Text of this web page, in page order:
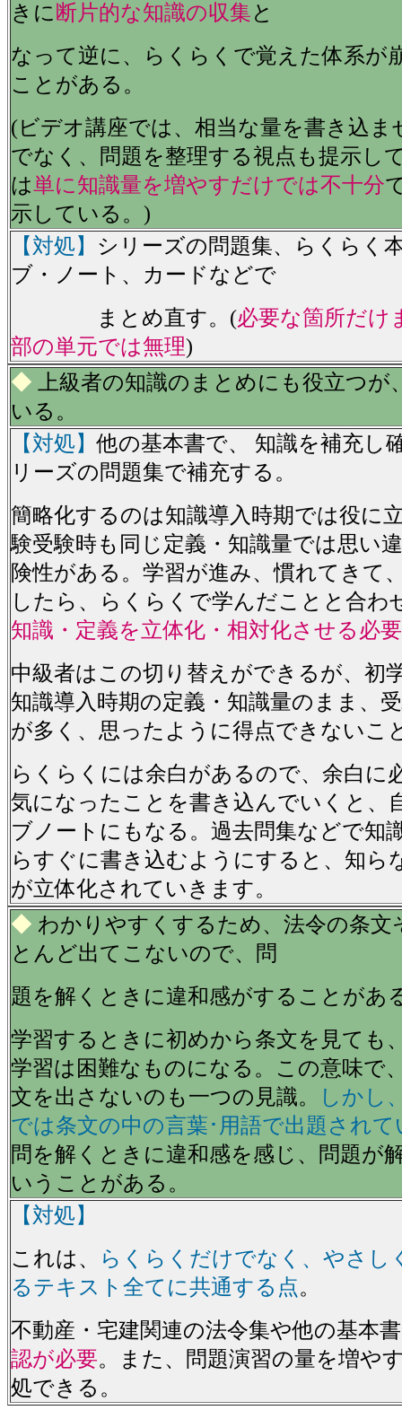
きに 断片的な知識の収集と
なって逆に、らくらくで覚えた体系が
ことがある。
(ビデオ講座では、相当な量を書き込ま
でなく、問題を整理する視点も提示し
は単に知識量を増やすだけでは不十分
示している。)
【対処】 シリーズの問題集、らくらく
ブ・ノート、カードなどで
まとめ直す。(必要な箇所だけ
部の単元では無理)
◆ 上級者の知識のまとめにも役立つが
いる。
【対処】他の基本書で、 知識を補充し
リーズの問題集で補充する。
簡略化するのは知識導入時期では役に
験受験時も同じ定義・知識量では思い
険性がある。学習が進み、慣れてきて
したら、らくらくで学んだことと合わ
知識・定義を立体化・相対化させる必
中級者はこの切り替えができるが、初
知識導入時期の定義・知識量のまま、
が多く、思ったように得点できないこ
らくらくには余白があるので、余白に
気になったことを書き込んでいくと、
ブノートにもなる。過去問集などで知
らすぐに書き込むようにすると、知ら
が立体化されていきます。
◆ わかりやすくするため、法令の条文
とんど出てこないので、問
題を解くときに違和感がすることがあ
学習するときに初めから条文を見ても
学習は困難なものになる。この意味で
文を出さないのも一つの見識。
しかし
では条文の中の言葉･用語で出題されて
問を解くときに違和感を感じ、問題が
いうことがある。
【対処】
これは、
らくらくだけでなく、やさし
るテキスト全てに共通する点。
不動産・宅建関連の法令集や他の基本
認が必要。また、問題演習の量を増や
処できる。